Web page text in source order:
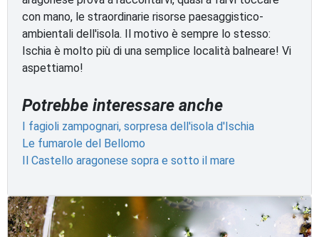
con mano, le straordinarie risorse paesaggistico-
ambientali dell'isola. Il motivo è sempre lo stesso:
Ischia è molto più di una semplice località balneare! Vi
aspettiamo!
Potrebbe interessare anche
I fagioli zampognari, sorpresa dell'isola d'Ischia
Le fumarole del Bellomo
Il Castello aragonese sopra e sotto il mare